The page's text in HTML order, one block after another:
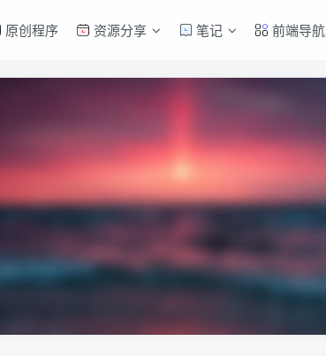
原创程序 资源分享 笔记 前端导航